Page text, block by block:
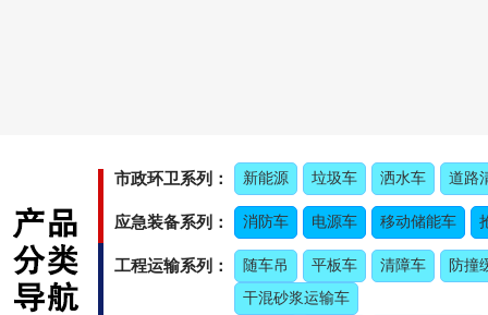
市政环卫系列： 新能源 垃圾车 洒水车 道路
应急装备系列： 消防车 电源车 移动储能车
工程运输系列： 随车吊 平板车 清障车
防撞
干混砂浆运输车